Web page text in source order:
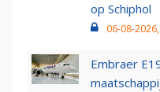
op Schiphol
06-08-
Embraer